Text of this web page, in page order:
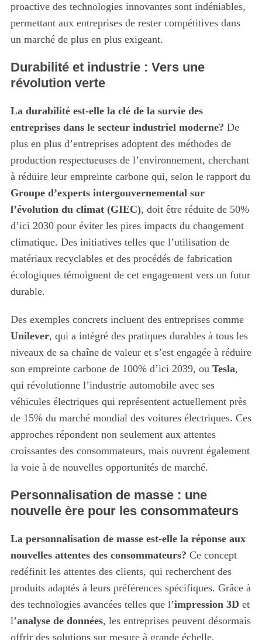
proactive des technologies innovantes sont indéniables,
permettant aux entreprises de rester compétitives dans
un marché de plus en plus exigeant.
Durabilité et industrie : Vers une
révolution verte
La durabilité est-elle la clé de la survie des
entreprises dans le secteur industriel moderne? De
plus en plus d’entreprises adoptent des méthodes de
production respectueuses de l’environnement, cherchant
à réduire leur empreinte carbone qui, selon le rapport du
Groupe d’experts intergouvernemental sur
l’évolution du climat (GIEC), doit être réduite de 50%
d’ici 2030 pour éviter les pires impacts du changement
climatique. Des initiatives telles que l’utilisation de
matériaux recyclables et des procédés de fabrication
écologiques témoignent de cet engagement vers un futur
durable.
Des exemples concrets incluent des entreprises comme
Unilever, qui a intégré des pratiques durables à tous les
niveaux de sa chaîne de valeur et s’est engagée à réduire
son empreinte carbone de 100% d’ici 2039, ou Tesla,
qui révolutionne l’industrie automobile avec ses
véhicules électriques qui représentent actuellement près
de 15% du marché mondial des voitures électriques. Ces
approches répondent non seulement aux attentes
croissantes des consommateurs, mais ouvrent également
la voie à de nouvelles opportunités de marché.
Personnalisation de masse : une
nouvelle ère pour les consommateurs
La personnalisation de masse est-elle la réponse aux
nouvelles attentes des consommateurs? Ce concept
redéfinit les attentes des clients, qui recherchent des
produits adaptés à leurs préférences spécifiques. Grâce à
des technologies avancées telles que l’impression 3D et
l’analyse de données, les entreprises peuvent désormais
offrir des solutions sur mesure à grande échelle,